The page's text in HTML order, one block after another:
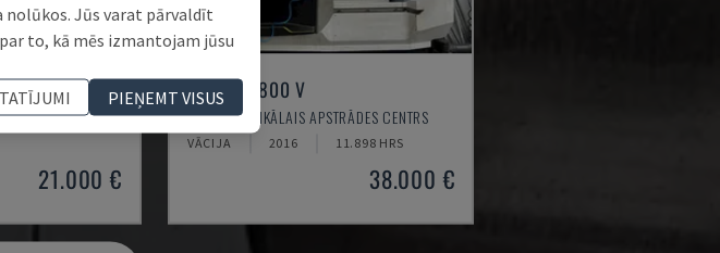
CENTRS
21.000 €
ECOMILL 800 V
DMG - VERTIKĀLAIS APSTRĀDES CENTRS
VĀCIJA 2016 11.898 HRS
38.000 €
Jūs varat pārvaldīt
to, kā mēs izmantojam jūsu
PIEŅEMT VISUS